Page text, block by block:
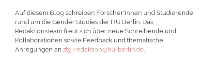
Auf diesem Blog schreiben Forscher*innen und Studierende
rund um die Gender Studies der HU Berlin. Das
Redaktionsteam freut sich über neue Schreibende und
Kollaborationen sowie Feedback und thematische
Anregungen anztg-redaktion@hu-berlin.de